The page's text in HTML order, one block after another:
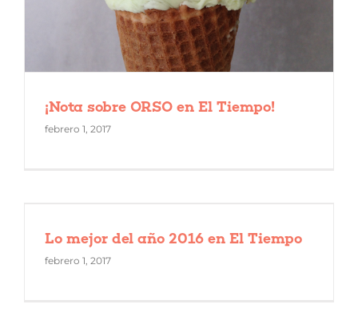
¡Nota sobre ORSO en El Tiempo!
febrero 1, 2017
Lo mejor del año 2016 en El Tiempo
febrero 1, 2017